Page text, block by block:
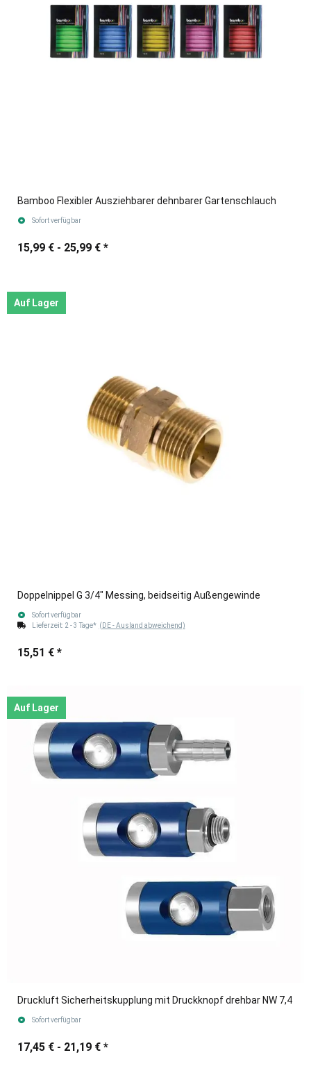
Bamboo Flexibler Ausziehbarer dehnbarer Gartenschlauch
Sofort verfügbar
15,99 € - 25,99 € *
Auf Lager
Doppelnippel G 3/4" Messing, beidseitig Außengewinde
Sofort verfügbar
Lieferzeit: 2 - 3 Tage* (DE - Ausland abweichend)
15,51 € *
Auf Lager
Druckluft Sicherheitskupplung mit Druckknopf drehbar NW 7,4
Sofort verfügbar
17,45 € - 21,19 € *